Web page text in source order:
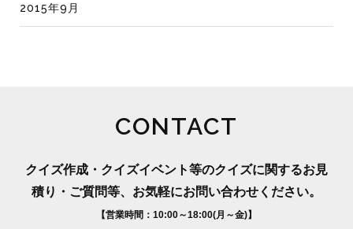
2015年9月
CONTACT
クイズ作成・クイズイベント等のクイズに関するお見
積り・ご質問等、お気軽にお問い合わせください。
【営業時間：10:00～18:00(月～金)】